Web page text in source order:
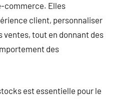
commerce. Elles
client, personnaliser
tout en donnant des
des
est essentielle pour le